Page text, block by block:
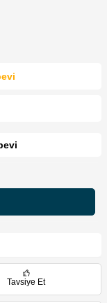
Tavsiye Et